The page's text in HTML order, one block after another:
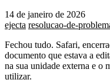
14 de janeiro de 2026
ejecta resolucao-de-
Fechou tudo. Safari,
documento que estava a
na sua unidade externa e o
utilizar.